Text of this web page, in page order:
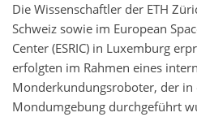
Die Wissenschaftler der ETH
Schweiz sowie im European
Center (ESRIC) in Luxemburg
erfolgten im Rahmen eines
Monderkundungsroboter, der
Mondumgebung durchgeführt